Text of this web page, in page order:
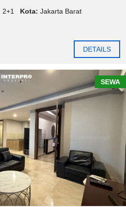
2+1 Kota: Jakarta Barat
DETAILS
SEWA